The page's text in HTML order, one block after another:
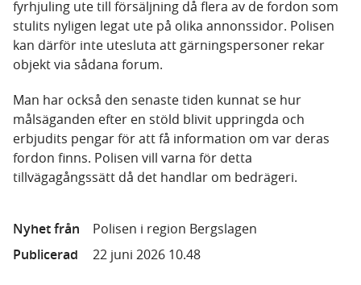
fyrhjuling ute till försäljning då flera av de fordon som
stulits nyligen legat ute på olika annonssidor. Polisen
kan därför inte utesluta att gärningspersoner rekar
objekt via sådana forum.
Man har också den senaste tiden kunnat se hur
målsäganden efter en stöld blivit uppringda och
erbjudits pengar för att få information om var deras
fordon finns. Polisen vill varna för detta
tillvägagångssätt då det handlar om bedrägeri.
Nyhet från
Polisen i region Bergslagen
Publicerad
22 juni 2026 10.48